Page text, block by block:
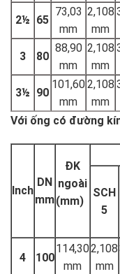
2½ 65
73,03
mm
2,108
mm
3 80
88,90
mm
2,108
mm
3½ 90
101,60
mm
2,108
mm
Với ống có đường
Inch
DN
mm
ĐK
ngoài
(mm)
SCH
5
4 100
114,30
mm
2,108
mm